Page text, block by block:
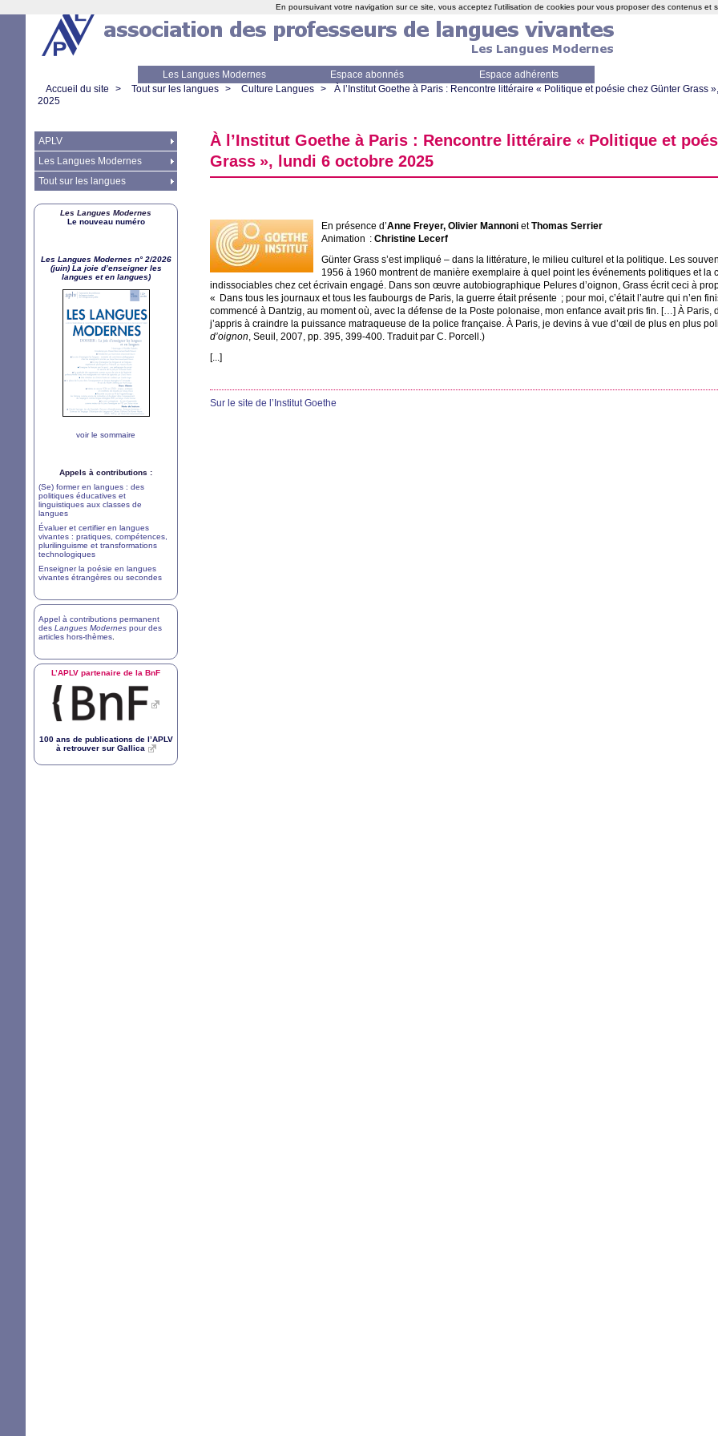
Les Langues Modernes Espace abonnés
Espace adhérents
Accueil du site > Tout sur les langues > Culture Langues > À l’Institut Goethe à Paris : Rencontre littéraire « Politique et poésie chez Günter Grass
2025
À l’Institut Goethe à Paris : Rencontre littéraire « Politique et
Grass », lundi 6 octobre 2025
En présence d’Anne Freyer, Olivier Mannoni etThomas Serrier
Animation : Christine Lecerf
Günter Grass s’est impliqué – dans la littérature, le milieu culturel et la politique. Les
1956 à 1960 montrent de manière exemplaire à quel point les événements politiques et la
indissociables chez cet écrivain engagé. Dans son œuvre autobiographique Pelures d’oignon, Grass écrit ceci à
« Dans tous les journaux et tous les faubourgs de Paris, la guerre était présente ; pour moi, c’était l’autre qui n’en
commencé à Dantzig, au moment où, avec la défense de la Poste polonaise, mon enfance avait pris fin. […] À Paris,
j’appris à craindre la puissance matraqueuse de la police française. À Paris, je devins à vue d’œil de plus en plus
d’oignon, Seuil, 2007, pp. 395, 399-400. Traduit par C. Porcell.)
[...]
Sur le site de l’Institut Goethe
APLV
Les Langues Modernes
Tout sur les langues
Les Langues Modernes
Le nouveau numéro
Les Langues Modernes n° 2/2026
(juin) La joie d’enseigner les
langues et en langues)
voir le sommaire
Appels à contributions :
(Se) former en langues : des
politiques éducatives et
linguistiques aux classes de
langues
Évaluer et certifier en langues
vivantes : pratiques, compétences,
plurilinguisme et transformations
technologiques
Enseigner la poésie en langues
vivantes étrangères ou secondes
Appel à contributions permanent
des Langues Modernes pour des
articles hors-thèmes
L’APLV partenaire de la BnF
100 ans de publications de l’APLV
à retrouver sur Gallica
En poursuivant votre navigation sur ce site, vous acceptez l'utilisation de cookies pour vous proposer des contenus et